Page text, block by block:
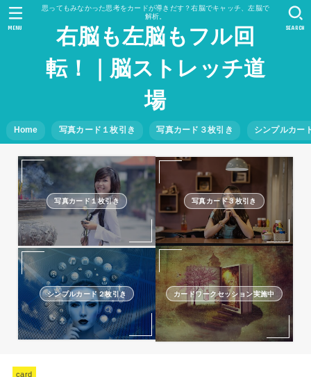
思ってもみなかった思考をカードが導きだす？右脳でキャッチ、左脳で
解析。
右脳も左脳もフル回
転！｜脳ストレッチ道
場
Home 写真カード１枚引き 写真カード３枚引き シンプルカー
SEARCH
MENU
写真カード１枚引き 写真カード３枚引き
シンプルカード２枚引き カードワークセッション実施中
card